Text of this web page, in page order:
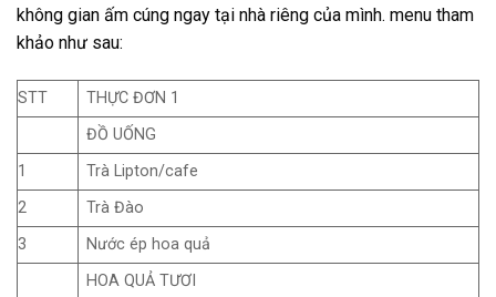
không gian ấm cúng ngay tại nhà riêng của mình. menu tham
khảo như sau:
STT
THỰC ĐƠN 1
ĐỒ UỐNG
1
Trà Lipton/cafe
2
Trà Đào
3
Nước ép hoa quả
HOA QUẢ TƯƠI